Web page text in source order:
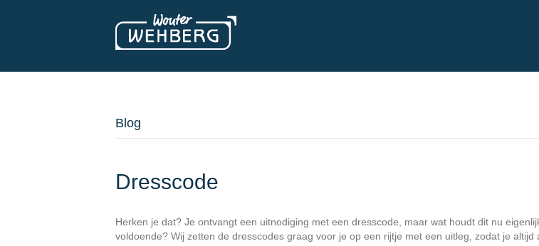
Blog
Dresscode
Herken je dat? Je ontvangt een uitnodiging met een dresscode, maar wat houdt dit nu
voldoende? Wij zetten de dresscodes graag voor je op een rijtje met een uitleg, zodat je